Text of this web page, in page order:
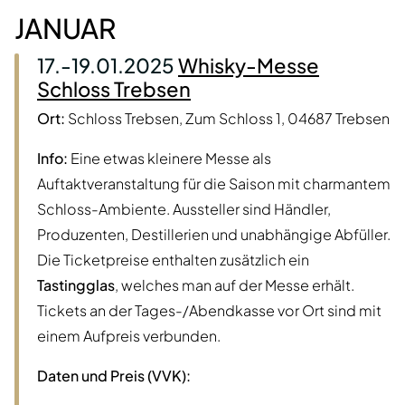
JANUAR
17.-19.01.2025Whisky-Messe
Schloss Trebsen
Ort: Schloss Trebsen, Zum Schloss 1, 04687 Trebsen
Info: Eine etwas kleinere Messe als
Auftaktveranstaltung für die Saison mit charmantem
Schloss-Ambiente. Aussteller sind Händler,
Produzenten, Destillerien und unabhängige Abfüller.
Die Ticketpreise enthalten zusätzlich ein
Tastingglas, welches man auf der Messe erhält.
Tickets an der Tages-/Abendkasse vor Ort sind mit
einem Aufpreis verbunden.
Daten und Preis (VVK):